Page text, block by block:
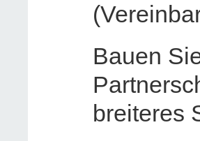
Bauen
breiteres